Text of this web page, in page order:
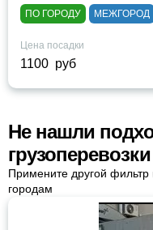
ПО ГОРОДУ МЕЖГОРОД
Цена посадки
1100 руб
Не нашли
Примените другой
городам